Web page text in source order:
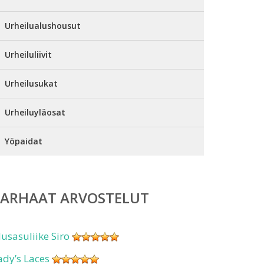
Urheilualushousut
Urheiluliivit
Urheilusukat
Urheiluyläosat
Yöpaidat
ARVOSTELUT
Siro
Laces